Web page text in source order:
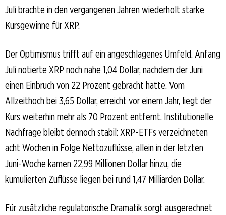
Juli brachte in den vergangenen Jahren wiederholt starke
Kursgewinne für XRP.
Der Optimismus trifft auf ein angeschlagenes Umfeld. Anfang
Juli notierte XRP noch nahe 1,04 Dollar, nachdem der Juni
einen Einbruch von 22 Prozent gebracht hatte. Vom
Allzeithoch bei 3,65 Dollar, erreicht vor einem Jahr, liegt der
Kurs weiterhin mehr als 70 Prozent entfernt. Institutionelle
Nachfrage bleibt dennoch stabil: XRP-ETFs verzeichneten
acht Wochen in Folge Nettozuflüsse, allein in der letzten
Juni-Woche kamen 22,99 Millionen Dollar hinzu, die
kumulierten Zuflüsse liegen bei rund 1,47 Milliarden Dollar.
Für zusätzliche regulatorische Dramatik sorgt ausgerechnet